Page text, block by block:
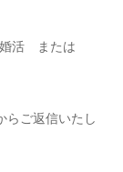
婚活 または
らご返信いたし